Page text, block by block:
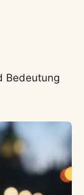
Bedeutung